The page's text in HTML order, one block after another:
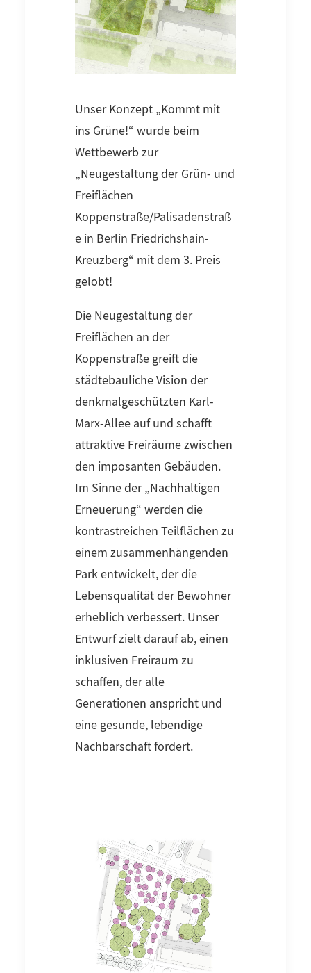
Unser Konzept „Kommt mit
ins Grüne!“ wurde beim
Wettbewerb zur
„Neugestaltung der Grün- und
Freiflächen
Koppenstraße/Palisadenstraß
e in Berlin Friedrichshain-
Kreuzberg“ mit dem 3. Preis
gelobt!
Die Neugestaltung der
Freiflächen an der
Koppenstraße greift die
städtebauliche Vision der
denkmalgeschützten Karl-
Marx-Allee auf und schafft
attraktive Freiräume zwischen
den imposanten Gebäuden.
Im Sinne der „Nachhaltigen
Erneuerung“ werden die
kontrastreichen Teilflächen zu
einem zusammenhängenden
Park entwickelt, der die
Lebensqualität der Bewohner
erheblich verbessert. Unser
Entwurf zielt darauf ab, einen
inklusiven Freiraum zu
schaffen, der alle
Generationen anspricht und
eine gesunde, lebendige
Nachbarschaft fördert.